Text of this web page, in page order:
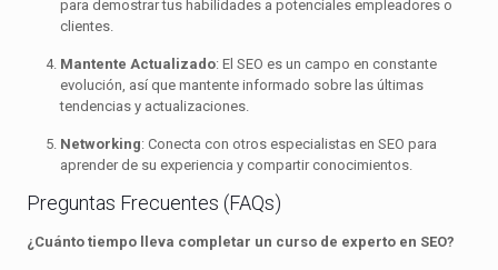
para demostrar tus habilidades a potenciales empleadores o
clientes.
Mantente Actualizado: El SEO es un campo en constante
evolución, así que mantente informado sobre las últimas
tendencias y actualizaciones.
Networking: Conecta con otros especialistas en SEO para
aprender de su experiencia y compartir conocimientos.
Preguntas Frecuentes (FAQs)
¿Cuánto tiempo lleva completar un curso de experto en SEO?